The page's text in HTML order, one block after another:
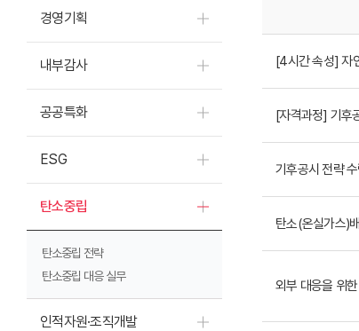
경영기획
내부감사
공공특화
ESG
탄소중립
탄소중립 전략
탄소중립 대응 실무
인적자원·조직개발
[4시간 속성] 자
[자격과정] 기후
기후공시 전략
탄소(온실가스)
외부 대응을 위